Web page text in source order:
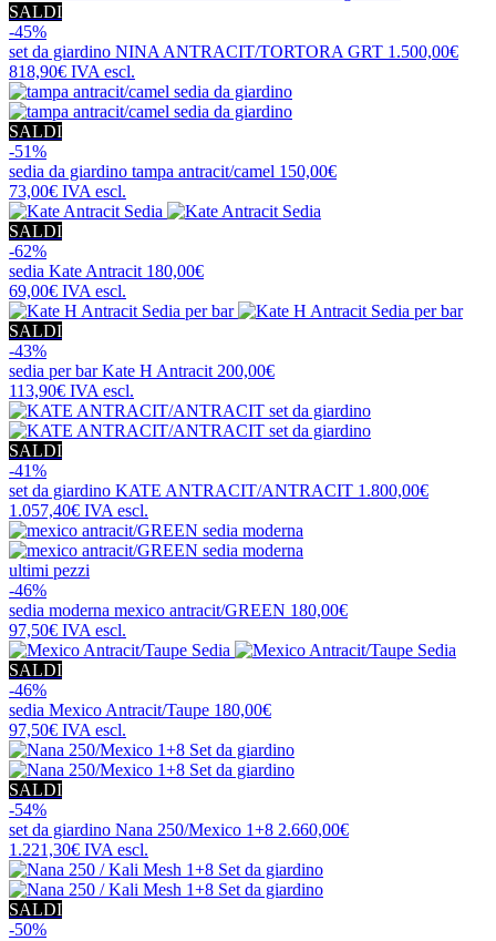
SALDI
-45%
set da giardino NINA ANTRACIT/TORTORA GRT 1.500,00€
818,90€ IVA escl.
SALDI
-51%
sedia da giardino tampa antracit/camel 150,00€
73,00€ IVA escl.
SALDI
-62%
sedia Kate Antracit 180,00€
69,00€ IVA escl.
SALDI
-43%
sedia per barKate H Antracit 200,00€
113,90€ IVA escl.
SALDI
-41%
set da giardino KATE ANTRACIT/ANTRACIT 1.800,00€
1.057,40€ IVA escl.
ultimi pezzi
-46%
sedia moderna mexico antracit/GREEN 180,00€
97,50€ IVA escl.
SALDI
-46%
sedia Mexico Antracit/Taupe 180,00€
97,50€ IVA escl.
SALDI
-54%
set da giardino Nana 250/Mexico 1+8 2.660,00€
1.221,30€ IVA escl.
SALDI
-50%